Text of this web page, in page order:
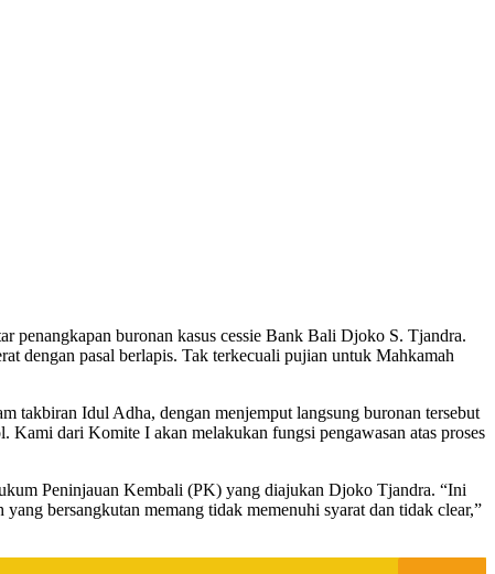
penangkapan buronan kasus cessie Bank Bali Djoko S. Tjandra.
dengan pasal berlapis. Tak terkecuali pujian untuk Mahkamah
takbiran Idul Adha, dengan menjemput langsung buronan tersebut
dari Komite I akan melakukan fungsi pengawasan atas proses
Peninjauan Kembali (PK) yang diajukan Djoko Tjandra. “Ini
bersangkutan memang tidak memenuhi syarat dan tidak clear,”